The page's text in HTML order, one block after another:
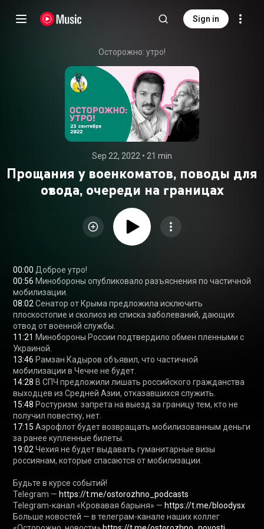
Sign in
Осторожно: утро!
Sep 22, 2022 • 21 min
Прощания у военкоматов, поводы для
отвода, очереди на границах
00:00
00:56 Минобороны опубликовало разъяснения по частичной
08:02 Сенатор от Крыма предложила исключить
плоскостопие и сколиоз из списка заболеваний, дающих
11:21 Минобороны России подтвердило обмен пленными с
13:46 Рамзан Кадыров объявил, что частичной
14:28 В СПЧ предложили лишать российского гражданства
15:48 Ростуризм: запрета на выезд за границу тем, кто не
17:15 Аэрофлот будет возвращать мобилизованным деньги
19:02 Чехия не будет выдавать гуманитарные визы
россиянам, которые спасаются от мобилизации.
Будьте в курсе событий!
Telegram — https://t.me/ostorozhno_podcasts
Telegram-канал «Кровавая барыня» — https://t.me/bloodysx
Больше новостей — в телеграм-канале наших коллег